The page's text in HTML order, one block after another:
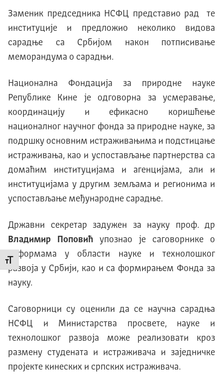
Промени величину слова
Заменик председника НСФЦ представио рад те
институције и предложио неколико видова
сарадње са Србијом након потписивање
меморандума о сарадњи.
Национална Фондација за природне науке
Републике Кине је одговорна за усмеравање,
координацију и ефикасно коришћење
националног научног фонда за природне науке, за
подршку основним истраживањима и подстицање
истраживања, као и успостављање партнерства са
домаћим институцијама и агенцијама, али и
институцијама у другим земљама и регионима и
успостављање међународне сарадње.
Државни секретар задужен за науку проф. др
Владимир Поповић упознао је саговорнике о
реформама у области науке и технолошког
развоја у Србији, као и са формирањем Фонда за
науку.
Саговорници су оценили да се научна сарадња
НСФЦ и Министарства просвете, науке и
технолошког развоја може реализовати кроз
размену студената и истраживача и заједничке
пројекте кинеских и српских истраживача.